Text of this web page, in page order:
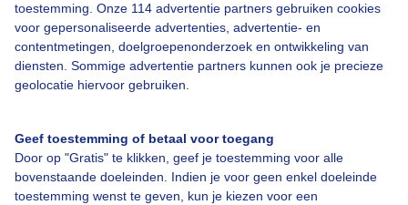
toestemming. Onze 114 advertentie partners gebruiken cookies
voor gepersonaliseerde advertenties, advertentie- en
contentmetingen, doelgroepenonderzoek en ontwikkeling van
diensten. Sommige advertentie partners kunnen ook je precieze
geolocatie hiervoor gebruiken.
Geef toestemming of betaal voor toegang
Door op "Gratis" te klikken, geef je toestemming voor alle
bovenstaande doeleinden. Indien je voor geen enkel doeleinde
toestemming wenst te geven, kun je kiezen voor een
Bedrijfsgegevens
Veelgestelde vragen